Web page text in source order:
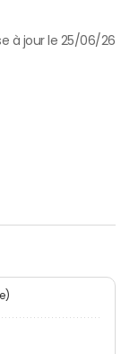
à jour le 25/06/26